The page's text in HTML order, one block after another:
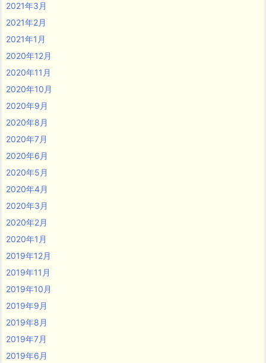
2021年3月
2021年2月
2021年1月
2020年12月
2020年11月
2020年10月
2020年9月
2020年8月
2020年7月
2020年6月
2020年5月
2020年4月
2020年3月
2020年2月
2020年1月
2019年12月
2019年11月
2019年10月
2019年9月
2019年8月
2019年7月
2019年6月